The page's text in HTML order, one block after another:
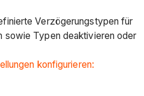
Verzögerungstypen für
sowie Typen deaktivieren oder
konfigurieren: